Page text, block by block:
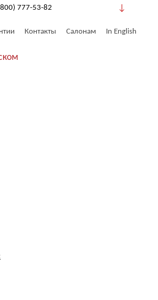
777-53-82
Контакты Салонам In English